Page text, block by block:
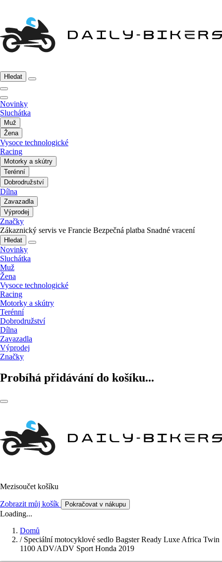
Hledat
Novinky
Sluchátka
Muž
Žena
Vysoce technologické
Racing
Motorky a skútry
Terénní
Dobrodružství
Dílna
Zavazadla
Výprodej
Značky
Zákaznický servis ve Francie Bezpečná platba Snadné vracení
Hledat
Novinky
Sluchátka
Muž
Žena
Vysoce technologické
Racing
Motorky a skútry
Terénní
Dobrodružství
Dílna
Zavazadla
Výprodej
Značky
Probíhá přidávání do košíku...
Mezisoučet košíku
Zobrazit můj košík Pokračovat v nákupu
Loading...
Domů
/ Speciální motocyklové sedlo Bagster Ready Luxe Africa Twin
1100 ADV/ADV Sport Honda 2019